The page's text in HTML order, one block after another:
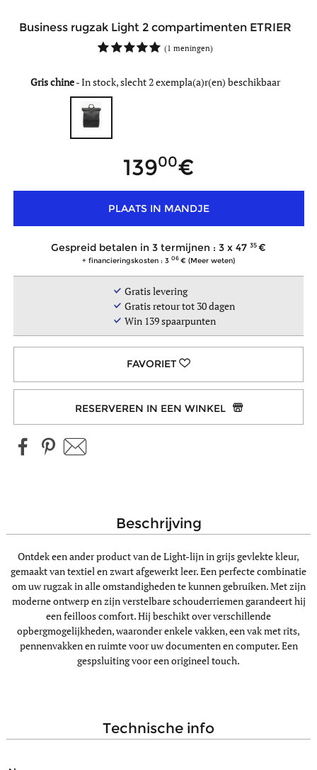
Business rugzak Light 2 compartimenten ETRIER
(1 meningen)
Gris chine-In stock, slecht 2 exempla(a)r(en) beschikbaar
13900
PLAATS IN MANDJE
Gespreid betalen in 3 termijnen : 3 x 47 35
+ financieringskosten : 3 06 (Meer weten)
Gratis levering
Gratis retour tot 30 dagen
Win 139spaarpunten
RESERVEREN IN EEN WINKEL
beschrijving
Ontdek een ander product van de Light-lijn in grijs gevlekte kleur,
gemaakt van textiel en zwart afgewerkt leer. Een perfecte combinatie
om uw rugzak in alle omstandigheden te kunnen gebruiken. Met zijn
moderne ontwerp en zijn verstelbare schouderriemen garandeert hij
een feilloos comfort. Hij beschikt over verschillende
opbergmogelijkheden, waaronder enkele vakken, een vak met rits,
pennenvakken en ruimte voor uw documenten en computer. Een
gespsluiting voor een origineel touch.
technische info